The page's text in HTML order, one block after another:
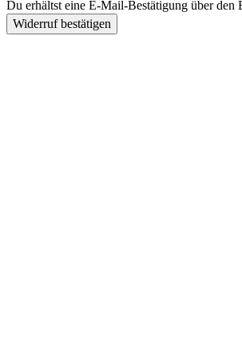
Du erhältst eine E-Mail-Bestätigung über
Widerruf bestätigen